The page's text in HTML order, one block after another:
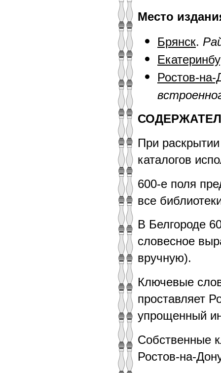
Место
Брянск.
Ростов-на-
При
каталогов
600-е поля
все
В Белгороде
словесное
вручную).
Ключевые
проставляет
упрощенный
Собственные
Ростов-на-